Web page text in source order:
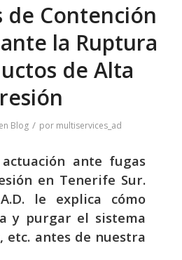
de Contención
la Ruptura
de Alta
en Blog / por multiservices_ad
ante fugas
en Tenerife Sur.
le explica cómo
y purgar el sistema
etc. antes de nuestra